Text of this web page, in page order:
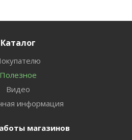
Каталог
Полезное
Видео
информация
магазинов